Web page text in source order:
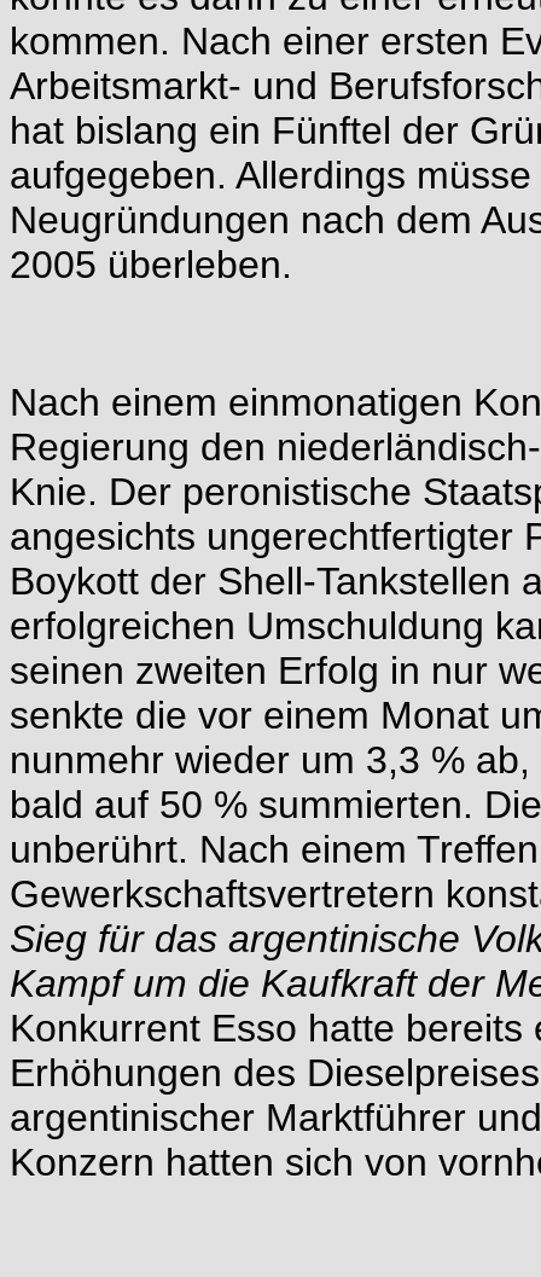
kommen. Nach einer ersten
Arbeitsmarkt- und
hat bislang ein Fünftel der
aufgegeben. Allerdings
Neugründungen nach dem
2005 überleben.
Nach einem einmonatigen
Regierung den
Knie. Der peronistische
angesichts ungerechtfertigter
Boykott der Shell-Tankstellen
erfolgreichen Umschuldung
seinen zweiten Erfolg in nur
senkte die vor einem Monat
nunmehr wieder um 3,3 %
bald auf 50 % summierten.
unberührt. Nach einem
Gewerkschaftsvertretern
Sieg für das argentinische
Kampf um die Kaufkraft der
Konkurrent Esso hatte
Erhöhungen des
argentinischer Marktführer
Konzern hatten sich von